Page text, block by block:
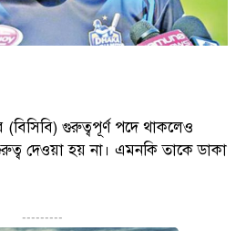
(বিসিবি) গুরুত্বপূর্ণ পদে থাকলেও
দেওয়া হয় না। এমনকি তাকে ডাকা
---------